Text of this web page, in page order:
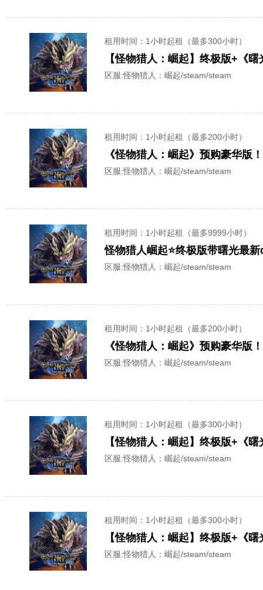
租用时间 ：1小时起租（最多300小时）
【怪物猎人：崛起】终极版+《
区服:怪物猎人：崛起/steam/steam
租用时间 ：1小时起租（最多200小时）
《怪物猎人：崛起》预购豪华版
区服:怪物猎人：崛起/steam/steam
租用时间 ：1小时起租（最多9999小时）
怪物猎人崛起⭐终极版带曙光最
区服:怪物猎人：崛起/steam/steam
租用时间 ：1小时起租（最多200小时）
《怪物猎人：崛起》预购豪华版
区服:怪物猎人：崛起/steam/steam
租用时间 ：1小时起租（最多300小时）
【怪物猎人：崛起】终极版+《
区服:怪物猎人：崛起/steam/steam
租用时间 ：1小时起租（最多300小时）
【怪物猎人：崛起】终极版+《
区服:怪物猎人：崛起/steam/steam